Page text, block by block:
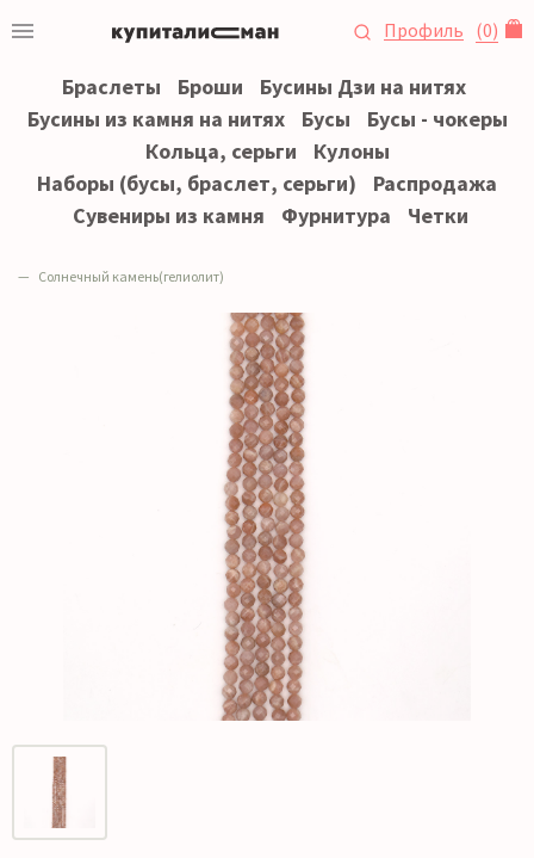
Профиль (0)
Браслеты Броши
Бусины Дзи на нитях
Бусины из камня на нитях
Бусы
Бусы - чокеры
Кольца, серьги
Кулоны
Наборы (бусы, браслет, серьги)
Распродажа
Сувениры из камня
Фурнитура Четки
Солнечный камень(гелиолит)